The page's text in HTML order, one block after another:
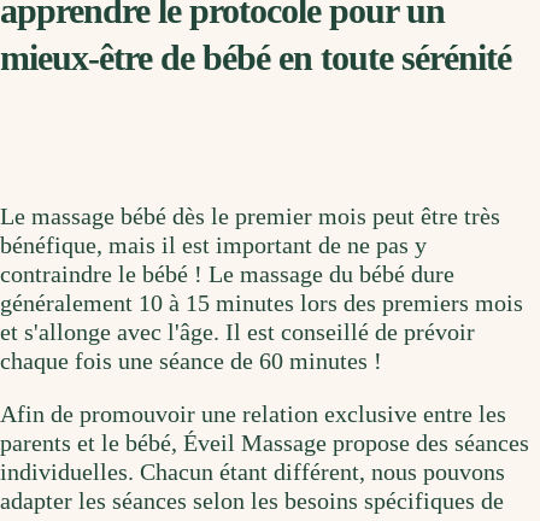
apprendre le protocole pour un
mieux-être de bébé en toute sérénité
Le massage bébé dès le premier mois peut être très
bénéfique, mais il est important de ne pas y
contraindre le bébé ! Le massage du bébé dure
généralement 10 à 15 minutes lors des premiers mois
et s'allonge avec l'âge. Il est conseillé de prévoir
chaque fois une séance de 60 minutes !
Afin de promouvoir une relation exclusive entre les
parents et le bébé, Éveil Massage propose des séances
individuelles. Chacun étant différent, nous pouvons
adapter les séances selon les besoins spécifiques de